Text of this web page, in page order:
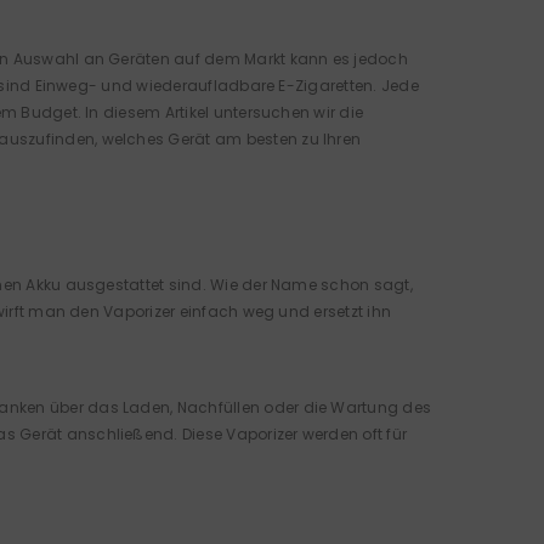
Auswahl an Geräten auf dem Markt kann es jedoch
Einweg- und wiederaufladbare E-Zigaretten. Jede
Budget. In diesem Artikel untersuchen wir die
welches Gerät am besten zu Ihren
Akku ausgestattet sind. Wie der Name schon sagt,
man den Vaporizer einfach weg und ersetzt ihn
über das Laden, Nachfüllen oder die Wartung des
Gerät anschließend. Diese Vaporizer werden oft für